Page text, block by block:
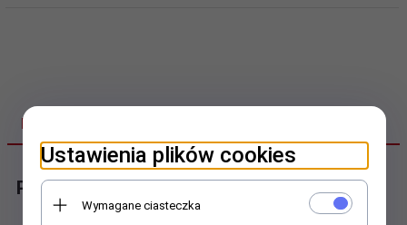
DANE TECHNICZNE
Parametry bransolety
Ustawienia plików cookies
Wymagane ciasteczka